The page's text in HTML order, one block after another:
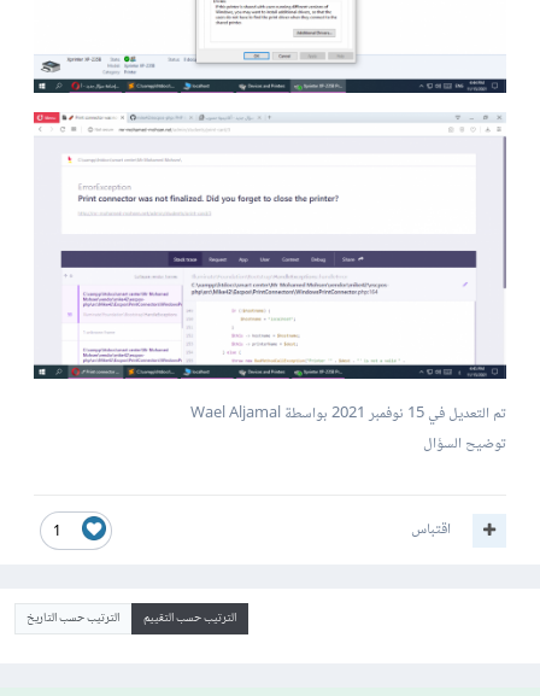
تم التعديل في15 نوفمبر 2021
بواسطة Wael Aljamal
توضيح السؤال
1 اقتباس
الترتيب حسب التقييم الترتيب حسب التاريخ